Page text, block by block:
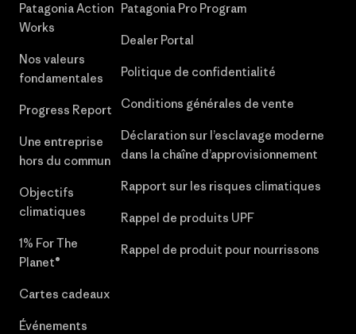
Patagonia Action
Works
Nos valeurs
fondamentales
Progress Report
Une entreprise
hors du commun
Objectifs
climatiques
1% For The
Planet®
Cartes cadeaux
Événements
Patagonia Pro Program
Dealer Portal
Politique de confidentialité
Conditions générales de vente
Déclaration sur l’esclavage moderne
dans la chaîne d’approvisionnement
Rapport sur les risques climatiques
Rappel de produits UPF
Rappel de produit pour nourrissons